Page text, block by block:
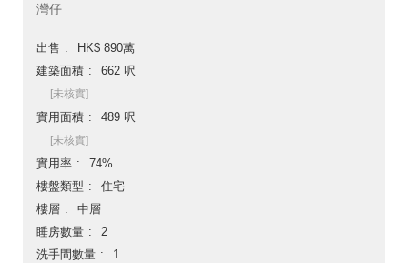
灣仔
出售
HK$ 890萬
建築面積
662 呎
[未核實]
實用面積 489 呎
[未核實]
實用率
74%
樓盤類型
住宅
樓層
中層
睡房數量
2
洗手間數量
1